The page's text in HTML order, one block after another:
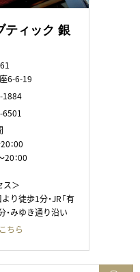
ティック 銀
6-6-19
1884
6501
：00
20：00
ス＞
り徒歩1分・JR「有
・みゆき通り沿い
ちら